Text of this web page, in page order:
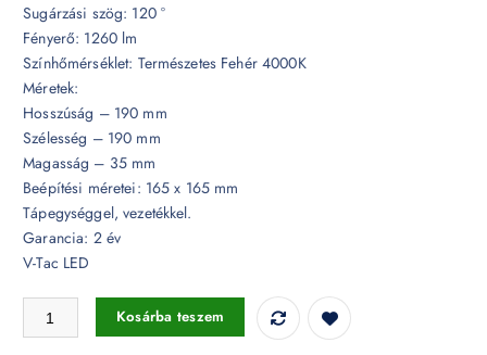
Sugárzási szög: 120 °
Fényerő: 1260 lm
Színhőmérséklet: Természetes Fehér 4000K
Méretek:
Hosszúság – 190 mm
Szélesség – 190 mm
Magasság – 35 mm
Beépítési méretei: 165 x 165 mm
Tápegységgel, vezetékkel.
Garancia: 2 év
V-Tac LED
18W Üveg LED Mini Panel / LED lámpatest - szögletes 4000K - 6280
Kosárba teszem